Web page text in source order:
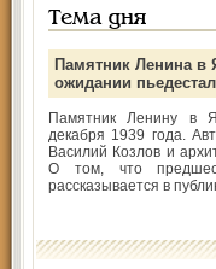
Тема дня
Памятник Ленина в
ожидании
Памятник Ленину в
декабря 1939 года.
Василий Козлов и
О том, что
рассказывается в